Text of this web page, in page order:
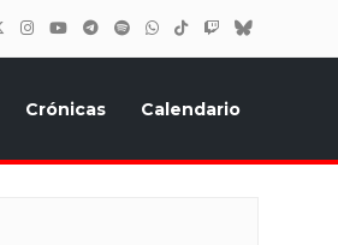
Crónicas Calendario